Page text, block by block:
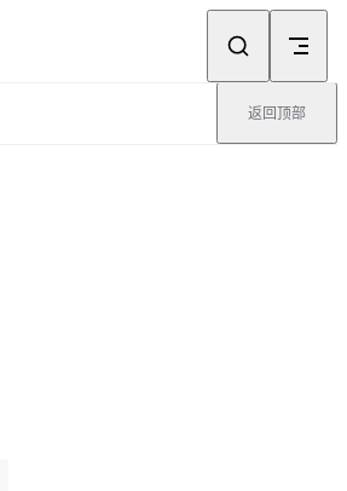
返回顶部